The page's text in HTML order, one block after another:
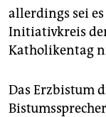
allerdings sei
Initiativkreis
Katholikentag
Das Erzbistum